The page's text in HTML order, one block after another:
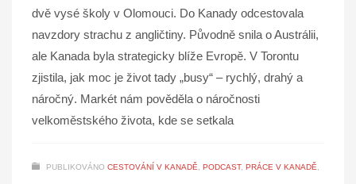
dvě vysé školy v Olomouci. Do Kanady odcestovala
navzdory strachu z angličtiny. Původně snila o Austrálii,
ale Kanada byla strategicky blíže Evropě. V Torontu
zjistila, jak moc je život tady „busy“ – rychlý, drahý a
náročný. Markét nám pověděla o náročnosti
velkoměstského života, kde se setkala
PUBLIKOVÁNO CESTOVÁNÍ V KANADĚ, PODCAST, PRÁCE V KANADĚ,